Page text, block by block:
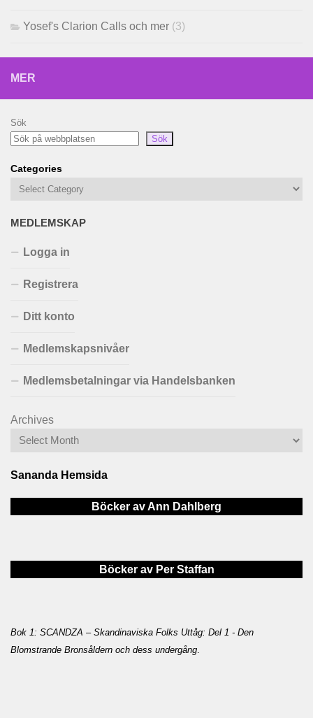
Yosef's Clarion Calls och mer (3)
MER
Sök
Sök
Categories
MEDLEMSKAP
Logga in
Registrera
Ditt konto
Medlemskapsnivåer
Medlemsbetalningar via Handelsbanken
Archives
Sananda Hemsida
Böcker av Ann Dahlberg
Böcker av Per Staffan
Bok 1: SCANDZA – Skandinaviska Folks Uttåg: Del 1 - Den
Blomstrande Bronsåldern och dess undergång